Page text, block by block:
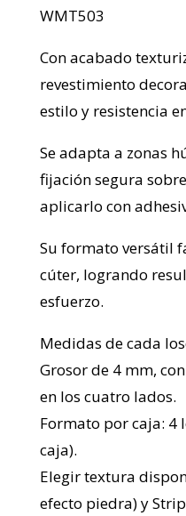
WMT503
Con acabado
revestimiento
estilo y resistencia
Se adapta a zonas
fijación segura
aplicarlo con
Su formato versátil
cúter, logrando
esfuerzo.
Medidas de cada
Grosor de 4 mm,
en los cuatro lados.
Formato por caja: 4
caja).
Elegir textura
efecto piedra) y